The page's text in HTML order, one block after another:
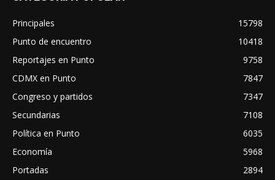
Principales
15798
Punto de encuentro
10418
Reportajes en Punto
9758
CDMX en Punto
7847
Congreso y partidos
7347
Secundarias
7108
Política en Punto
6035
Economía
5968
Portadas
2894